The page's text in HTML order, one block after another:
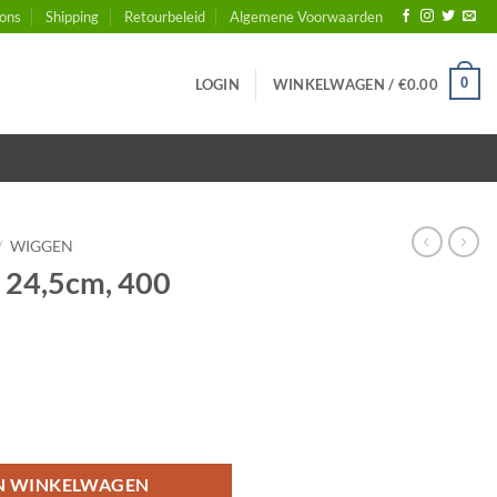
Shipping Retourbeleid Algemene Voorwaarden
LOGIN WINKELWAGEN / €0.00 0
WIGGEN
400
WINKELWAGEN